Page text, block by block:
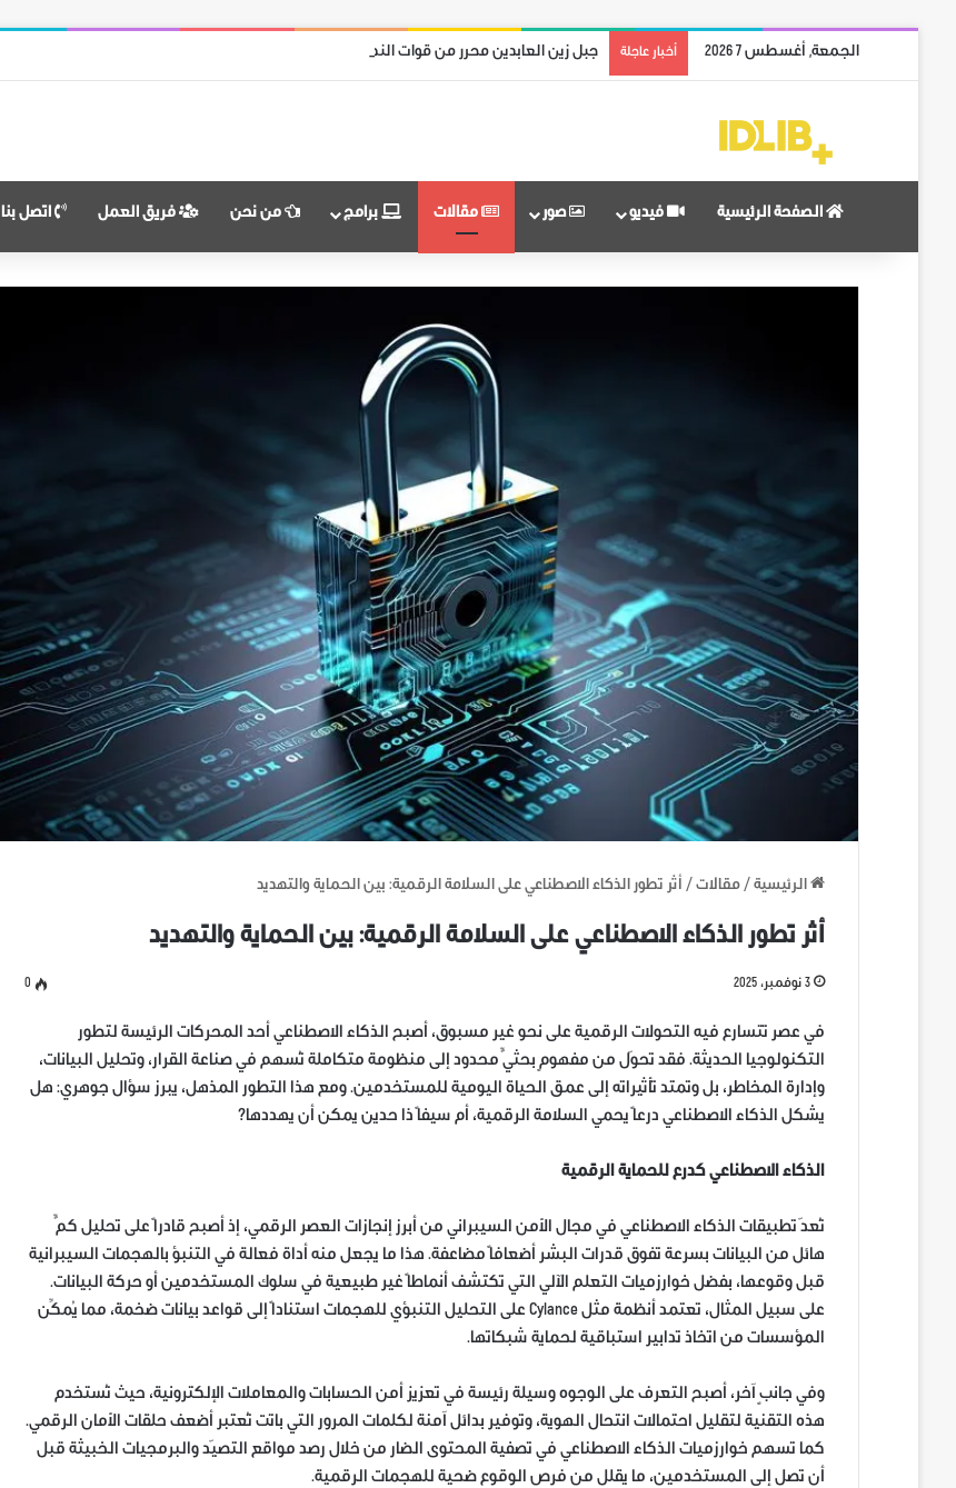
الجمعة, أغسطس 7 2026 أخبار عاجلة جبل زين العابدين محرر من قوات النظام وميليشياته
الصفحة الرئيسية فيديو صور مقالات برامج من نحن فريق العمل اتصل بنا
الرئيسية / مقالات / أثر تطور الذكاء الاصطناعي على السلامة الرقمية: بين الحماية والتهديد
أثر تطور الذكاء الاصطناعي على السلامة الرقمية: بين الحماية والتهديد
3 نوفمبر، 2025 0
في عصر تتسارع فيه التحولات الرقمية على نحو غير مسبوق، أصبح الذكاء الاصطناعي أحد المحركات الرئيسة لتطور
التكنولوجيا الحديثة. فقد تحوّل من مفهومٍ بحثيٍّ محدود إلى منظومة متكاملة تُسهم في صناعة القرار، وتحليل البيانات،
وإدارة المخاطر، بل وتمتد تأثيراته إلى عمق الحياة اليومية للمستخدمين. ومع هذا التطور المذهل، يبرز سؤال جوهري: هل
يشكل الذكاء الاصطناعي درعاً يحمي السلامة الرقمية، أم سيفاً ذا حدين يمكن أن يهددها؟
الذكاء الاصطناعي كدرع للحماية الرقمية
تُعدّ تطبيقات الذكاء الاصطناعي في مجال الأمن السيبراني من أبرز إنجازات العصر الرقمي، إذ أصبح قادراً على تحليل كمٍّ
هائل من البيانات بسرعة تفوق قدرات البشر أضعافاً مضاعفة. هذا ما يجعل منه أداة فعالة في التنبؤ بالهجمات السيبرانية
قبل وقوعها، بفضل خوارزميات التعلم الآلي التي تكتشف أنماطاً غير طبيعية في سلوك المستخدمين أو حركة البيانات.
على سبيل المثال، تعتمد أنظمة مثل Cylance على التحليل التنبؤي للهجمات استناداً إلى قواعد بيانات ضخمة، مما يُمكِّن
المؤسسات من اتخاذ تدابير استباقية لحماية شبكاتها.
وفي جانبٍ آخر، أصبح التعرف على الوجوه وسيلة رئيسة في تعزيز أمن الحسابات والمعاملات الإلكترونية، حيث تُستخدم
هذه التقنية لتقليل احتمالات انتحال الهوية، وتوفير بدائل آمنة لكلمات المرور التي باتت تُعتبر أضعف حلقات الأمان الرقمي.
كما تسهم خوارزميات الذكاء الاصطناعي في تصفية المحتوى الضار من خلال رصد مواقع التصيّد والبرمجيات الخبيثة قبل
أن تصل إلى المستخدمين، ما يقلل من فرص الوقوع ضحية للهجمات الرقمية.